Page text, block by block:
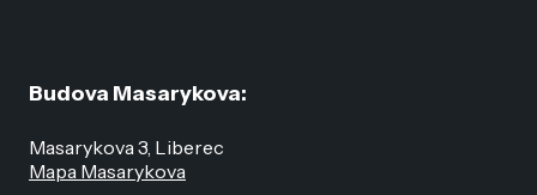
Budova Masarykova:
Masarykova 3, Liberec
Mapa Masarykova